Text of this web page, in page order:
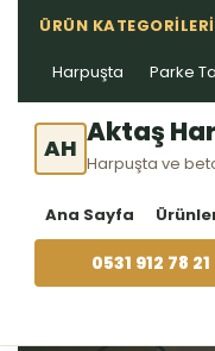
ÜRÜN KATEGORILERI
Harpuşta Parke
AH Aktaş
Harpuşta ve
Ana Sayfa
0531 912 78 21